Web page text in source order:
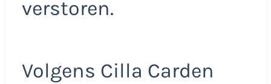
verstoren.
Volgens Cilla Carden